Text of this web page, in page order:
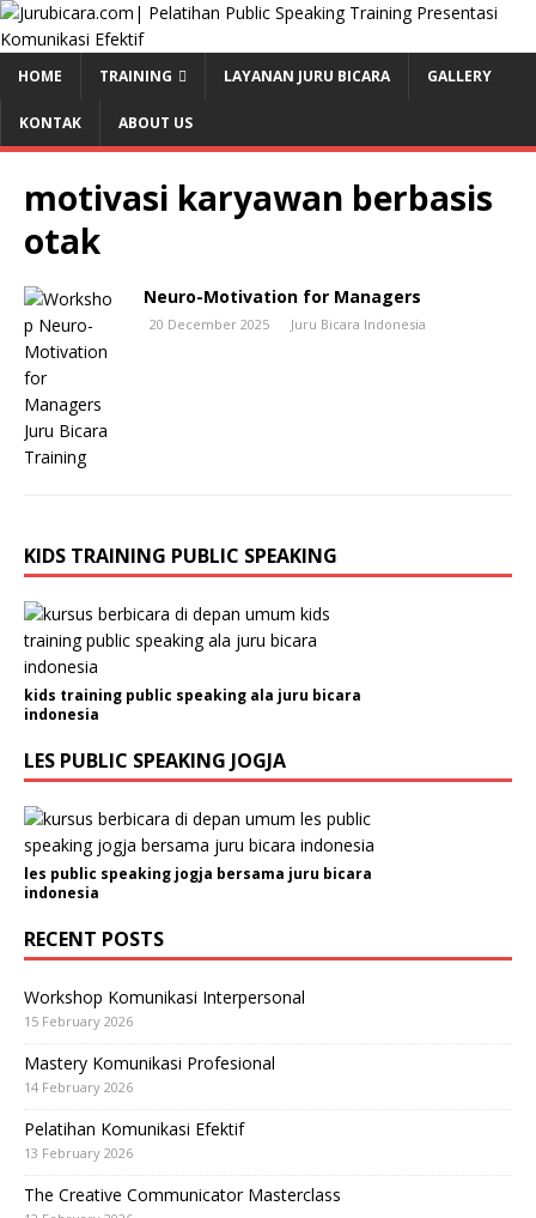
HOME TRAINING LAYANAN JURU BICARA GALLERY
KONTAK ABOUT US
motivasi karyawan berbasis
otak
Neuro-Motivation for Managers
20 December 2025 Juru Bicara Indonesia
KIDS TRAINING PUBLIC SPEAKING
kids training public speaking ala juru bicara
indonesia
LES PUBLIC SPEAKING JOGJA
les public speaking jogja bersama juru bicara
indonesia
RECENT POSTS
Workshop Komunikasi Interpersonal
15 February 2026
Mastery Komunikasi Profesional
14 February 2026
Pelatihan Komunikasi Efektif
13 February 2026
The Creative Communicator Masterclass